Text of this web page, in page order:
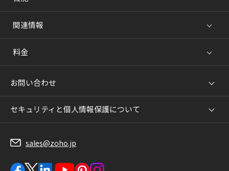
関連情報
料金
お問い合わせ
セキュリティと個人情報保護について
sales@zoho.jp